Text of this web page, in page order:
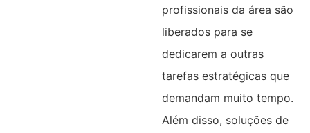
profissionais da área são
liberados para se
dedicarem a outras
tarefas estratégicas que
demandam muito tempo.
Além disso, soluções de